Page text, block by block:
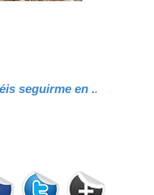
seguirme en ..